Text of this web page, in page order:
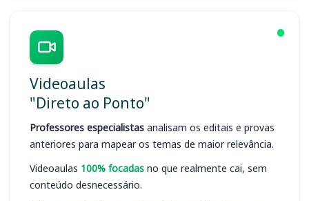
Videoaulas
"Direto ao Ponto"
Professores especialistas analisam os editais e provas
anteriores para mapear os temas de maior relevância.
Videoaulas 100% focadas no que realmente cai, sem
conteúdo desnecessário.